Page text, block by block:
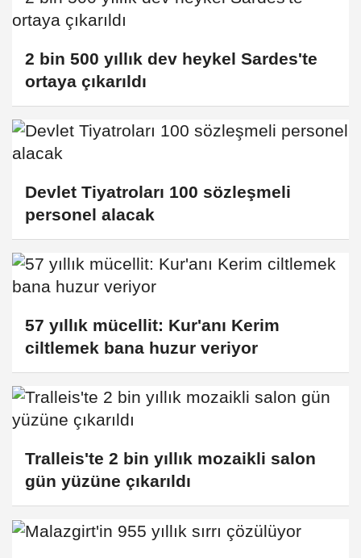
2 bin 500 yıllık dev heykel Sardes'te
ortaya çıkarıldı
Devlet Tiyatroları 100 sözleşmeli
personel alacak
57 yıllık mücellit: Kur'anı Kerim
ciltlemek bana huzur veriyor
Tralleis'te 2 bin yıllık mozaikli salon
gün yüzüne çıkarıldı